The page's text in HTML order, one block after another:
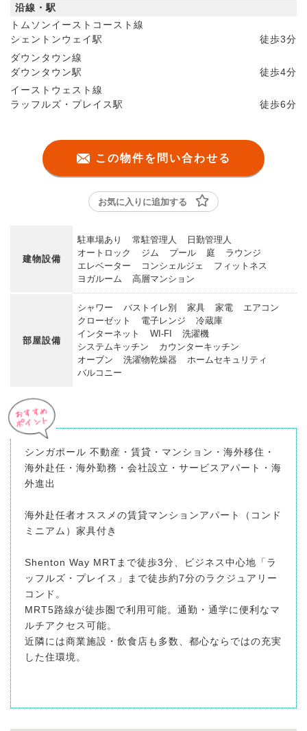
沿線・駅
トムソンイーストコースト線
シェントンウェイ駅
徒歩3分
ダウンタウン線
ダウンタウン駅
徒歩4分
イーストウェスト線
ラッフルズ・プレイス駅
徒歩6分
この物件を問い合わせる
お気に入りに追加する
建物設備
駐車場あり 常駐管理人
日勤管理人
オートロック
ジム プール 庭
ラウンジ
エレベーター
コンシェルジェ
フィットネス
ヨガルーム
高層マンション
部屋設備
シャワー バストイレ別 家具 家電
エアコン
クローゼット
電子レンジ
冷蔵庫
インターネット
WI-FI
洗濯機
システムキッチン
カウンターキッチン
オーブン
洗濯物乾燥器
ホームセキュリティ
バルコニー
シンガポール 不動産・賃貸・マンション・海外移住・
海外赴任・海外勤務・会社設立・サービスアパート・海
外進出
海外赴任者オススメの賃貸マンションアパート（コンド
ミニアム）家具付き
Shenton Way MRTまで徒歩3分、ビジネス中心地「ラ
ッフルズ・プレイス」まで徒歩約7分のラクジュアリー
コンド。
MRT5路線が徒歩圏で利用可能。通勤・通学に便利なマ
ルチアクセス可能。
近隣には商業施設・飲食店も多数、都心ならではの充実
した住環境。